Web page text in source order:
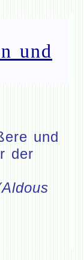
und
und
der